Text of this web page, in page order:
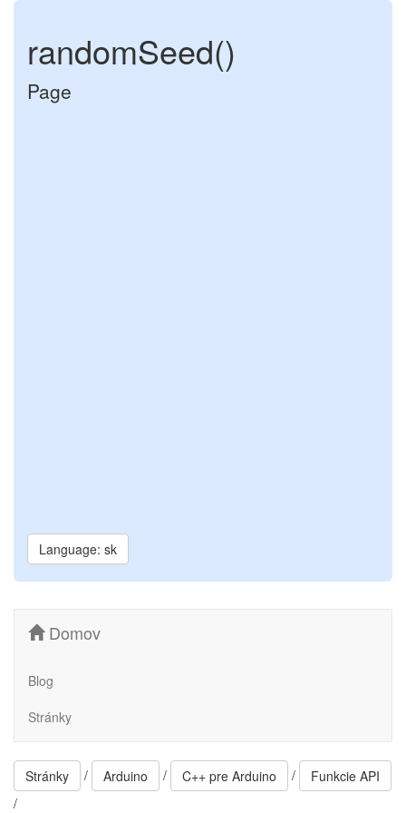
randomSeed()
Page
Language: sk
Domov
Blog
Stránky
Stránky / Arduino / C++ pre Arduino /
Funkcie API
/